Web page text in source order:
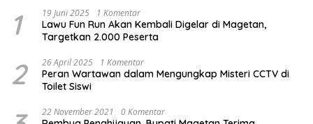
1 19 Juni 2025 1 Komentar
Lawu Fun Run Akan Kembali Digelar di Magetan,
Targetkan 2.000 Peserta
2 26 April 2025 1 Komentar
Peran Wartawan dalam Mengungkap Misteri CCTV di
Toilet Siswi
22 November 2021 0 Komentar